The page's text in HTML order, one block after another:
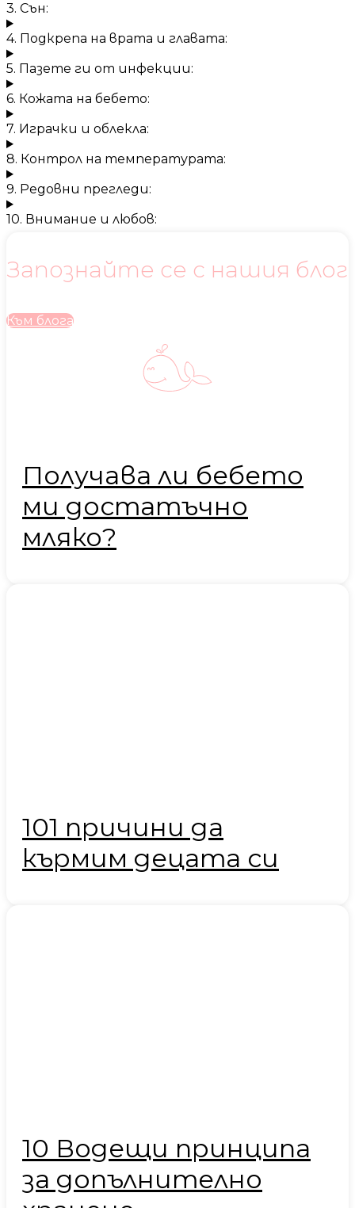
3. Сън:
4. Подкрепа на врата и главата:
5. Пазете ги от инфекции:
6. Кожата на бебето:
7. Играчки и облекла:
8. Контрол на температурата:
9. Редовни прегледи:
10. Внимание и любов:
Запознайте се с нашия блог
Към блога
Получава ли бебето
ми достатъчно
мляко?
101 причини да
кърмим децата си
10 Водещи принципа
за допълнително